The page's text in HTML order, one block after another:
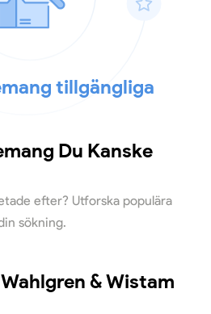
tillgängliga
Du Kanske
efter? Utforska populära
sökning.
& Wistam